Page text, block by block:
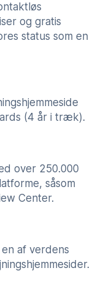
og gratis
status som en
(4 år i træk).
over 250.000
såsom
Center.
af verdens